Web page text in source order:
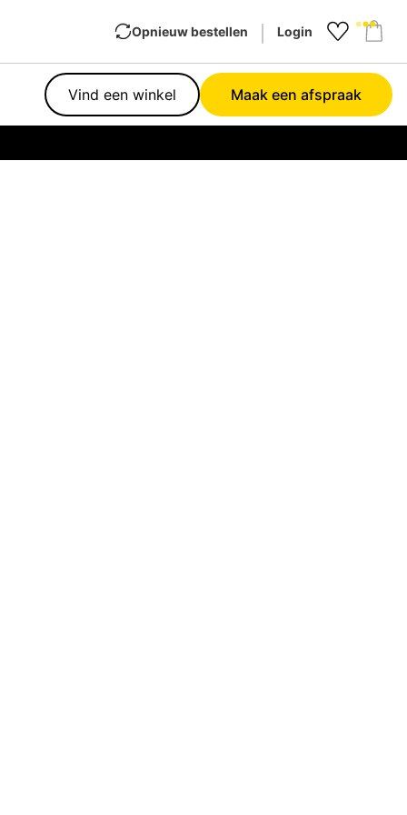
Opnieuw bestellen Login
Vind een winkel Maak een afspraak